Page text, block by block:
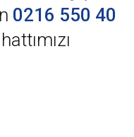
0216 550 40